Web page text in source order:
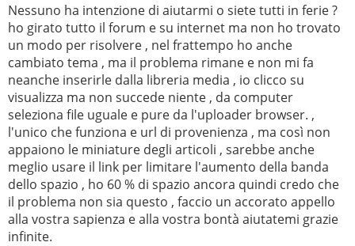
Nessuno ha intenzione di aiutarmi o siete tutti in ferie ?
ho girato tutto il forum e su internet ma non ho trovato
un modo per risolvere , nel frattempo ho anche
cambiato tema , ma il problema rimane e non mi fa
neanche inserirle dalla libreria media , io clicco su
visualizza ma non succede niente , da computer
seleziona file uguale e pure da l'uploader browser. ,
l'unico che funziona e url di provenienza , ma così non
appaiono le miniature degli articoli , sarebbe anche
meglio usare il link per limitare l'aumento della banda
dello spazio , ho 60 % di spazio ancora quindi credo che
il problema non sia questo , faccio un accorato appello
alla vostra sapienza e alla vostra bontà aiutatemi grazie
infinite.